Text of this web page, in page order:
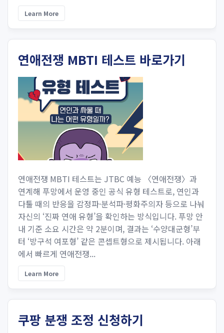
Learn More
연애전쟁 MBTI 테스트 바로가기
연애전쟁 MBTI 테스트는 JTBC 예능 〈연애전쟁〉과
연계해 푸망에서 운영 중인 공식 유형 테스트로, 연인과
다툴 때의 반응을 감정파·분석파·평화주의자 등으로 나눠
자신의 ‘진짜 연애 유형’을 확인하는 방식입니다. 푸망 안
내 기준 소요 시간은 약 2분이며, 결과는 ‘수양대군형’부
터 ‘방구석 여포형’ 같은 콘셉트형으로 제시됩니다. 아래
에서 빠르게 연애전쟁...
Learn More
쿠팡 분쟁 조정 신청하기